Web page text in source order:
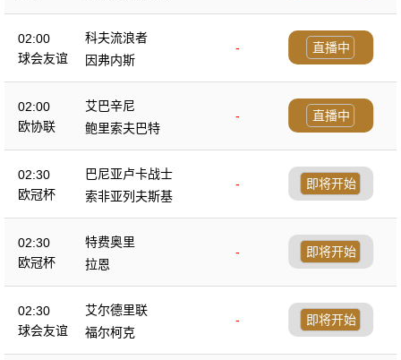
02:00
球会友谊
科夫流浪者
-
因弗内斯
直播中
02:00
欧协联
艾巴辛尼
-
鲍里索夫巴特
直播中
02:30
欧冠杯
巴尼亚卢卡战士
-
索非亚列夫斯基
即将开始
02:30
欧冠杯
特费奥里
-
拉恩
即将开始
02:30
球会友谊
艾尔德里联
-
福尔柯克
即将开始